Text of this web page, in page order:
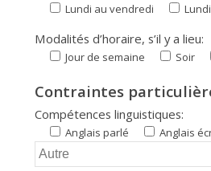
Lundi au vendredi Lundi
Modalités d’horaire, s’il y a lieu:
Jour de semaine Soir
Contraintes
Compétences linguistiques:
Anglais parlé Anglais